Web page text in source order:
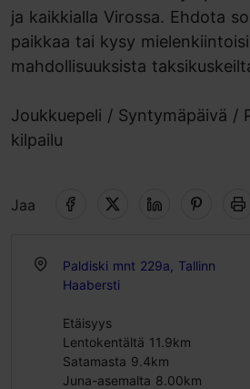
ja kaikkialla Virossa. Ehdota
paikkaa tai kysy
mahdollisuuksista
Joukkuepeli / Syntymäpäivä /
kilpailu
Jaa
Paldiski mnt 229a, Tallinn
Haabersti
Etäisyys
Lentokentältä 11.9km
Satamasta 9.4km
Juna-asemalta 8.00km